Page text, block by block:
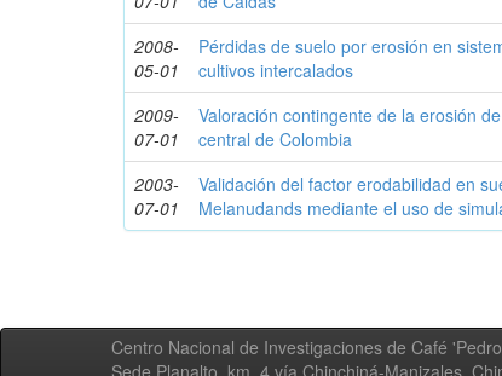
2008-
05-01
Pérdidas de suelo por erosión en
cultivos intercalados
2009-
07-01
Valoración contingente de la erosión
central de Colombia
2003-
07-01
Validación del factor erodabilidad en
Melanudands mediante el uso de
Centro Nacional de Investigaciones de Café
Sede Planalto, km. 4 vía Chinchiná-Manizales.